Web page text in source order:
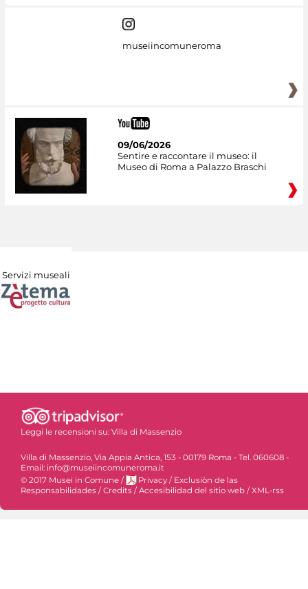
museiincomuneroma
09/06/2026
Sentire e raccontare il museo: il
Museo di Roma a Palazzo Braschi
Servizi museali
Leggi le recensioni su: Villa di Massenzio
Villa di Massenzio, Via Appia Antica, 153 - 00179 Roma - Tel. 060608 -
Email: info@museiincomuneroma.it
© 2017 Musei in Comune / Privacy / Exclusiòn de las
Responsabilidades /Credits /Accesibilidad del sitio web /XML-rss